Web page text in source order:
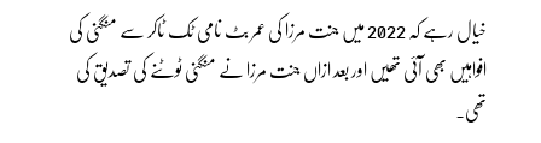
خیال رہے کہ 2022 میں جنت مرزا کی عمر بٹ نامی ٹک ٹاکر سے منگنی کی
افواہیں بھی آئی تھیں اور بعد ازاں جنت مرزا نے منگنی ٹوٹنے کی تصدیق کی
تھی۔